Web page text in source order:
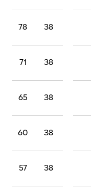
38
78
38
71
38
65
38
60
38
57